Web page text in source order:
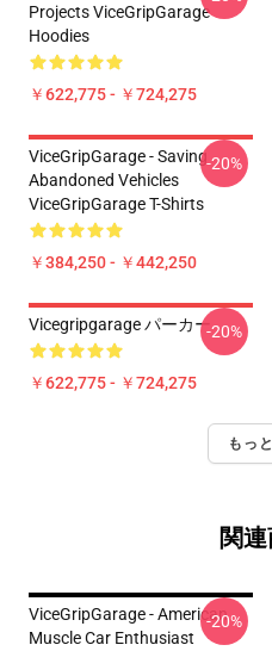
Projects ViceGripGarage
Hoodies
￥622,775 - ￥724,275
ViceGripGarage - Saving
Abandoned Vehicles
ViceGripGarage T-Shirts
￥384,250 - ￥442,250
-20%
Vicegripgarage パーカー
￥622,775 - ￥724,275
-20%
もっ
関
ViceGripGarage - American
Muscle Car Enthusiast
-20%